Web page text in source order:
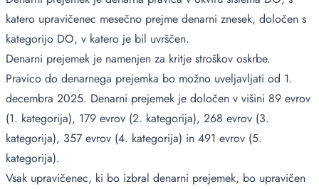
katero upravičenec mesečno prejme denarni znesek, določen s
kategorijo DO, v katero je bil uvrščen.
Denarni prejemek je namenjen za kritje stroškov oskrbe.
Pravico do denarnega prejemka bo možno uveljavljati od 1.
decembra 2025. Denarni prejemek je določen v višini 89 evrov
(1. kategorija), 179 evrov (2. kategorija), 268 evrov (3.
kategorija), 357 evrov (4. kategorija) in 491 evrov (5.
kategorija).
Vsak upravičenec, ki bo izbral denarni prejemek, bo upravičen